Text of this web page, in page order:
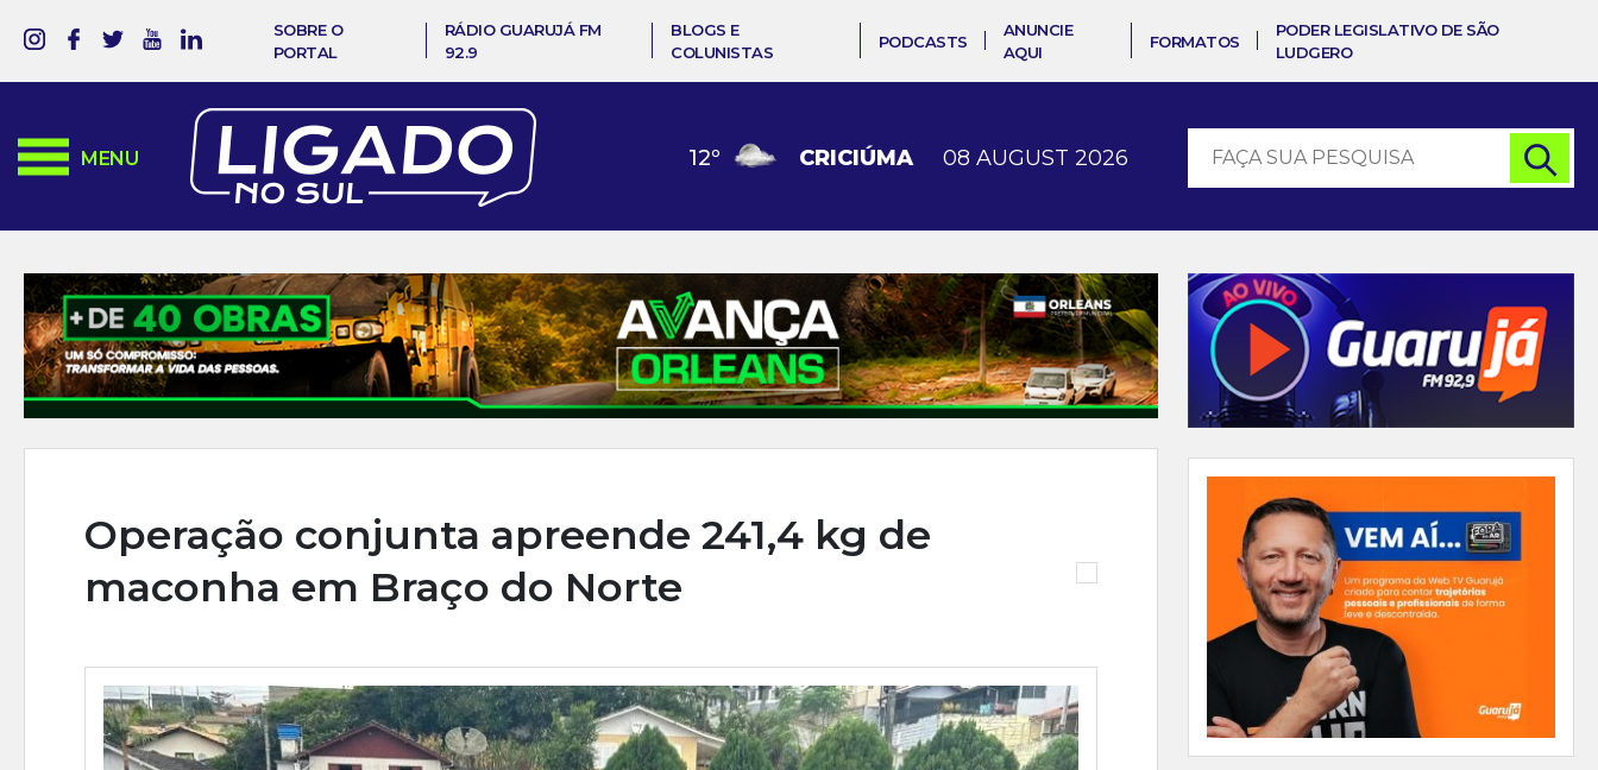
SOBRE O
PORTAL
RÁDIO GUARUJÁ FM
92.9
BLOGS E
COLUNISTAS
PODCASTS
ANUNCIE
AQUI
FORMATOS
PODER LEGISLATIVO DE SÃO
LUDGERO
MENU 12º CRICIÚMA 08 AUGUST 2026
Operação conjunta apreende 241,4 kg de
maconha em Braço do Norte